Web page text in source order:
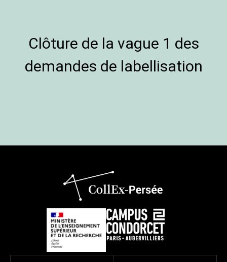
Clôture de la vague 1 des
demandes de labellisation